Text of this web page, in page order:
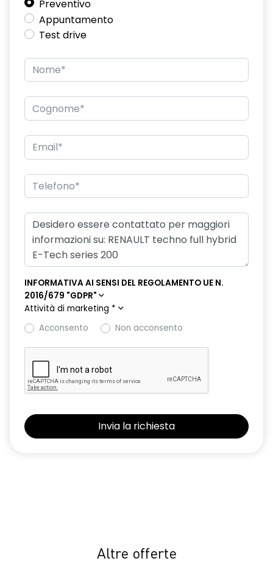
Preventivo
Appuntamento
Test drive
INFORMATIVA AI SENSI DEL REGOLAMENTO UE N.
2016/679 "GDPR"
Attività di marketing *
Acconsento
Non acconsento
Altre offerte